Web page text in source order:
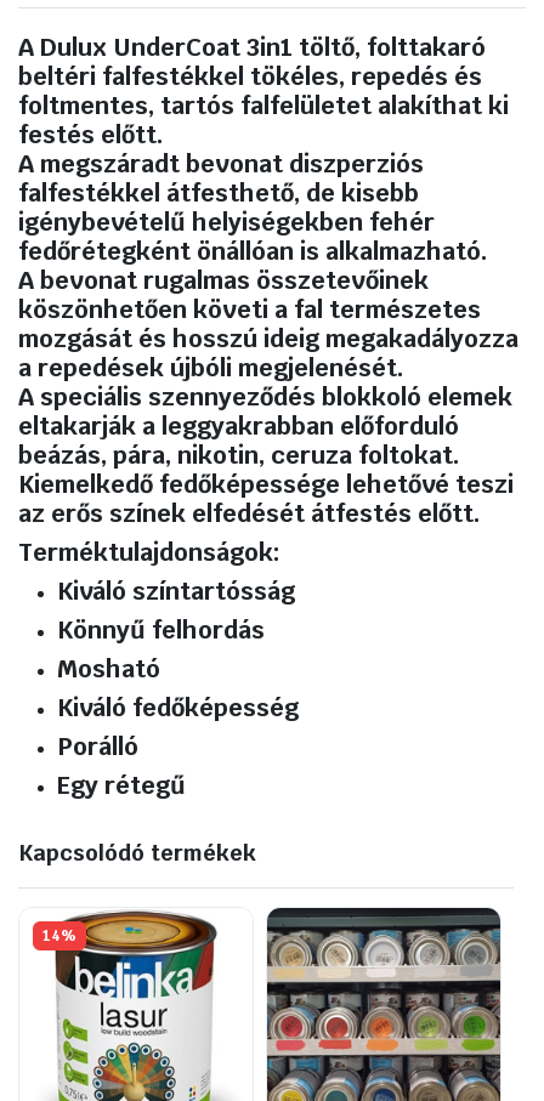
mennyiség
A Dulux UnderCoat 3in1 töltő, folttakaró
beltéri falfestékkel tökéles, repedés és
foltmentes, tartós falfelületet alakíthat ki
festés előtt.
A megszáradt bevonat diszperziós
falfestékkel átfesthető, de kisebb
igénybevételű helyiségekben fehér
fedőrétegként önállóan is alkalmazható.
A bevonat rugalmas összetevőinek
köszönhetően követi a fal természetes
mozgását és hosszú ideig megakadályozza
a repedések újbóli megjelenését.
A speciális szennyeződés blokkoló elemek
eltakarják a leggyakrabban előforduló
beázás, pára, nikotin, ceruza foltokat.
Kiemelkedő fedőképessége lehetővé teszi
az erős színek elfedését átfestés előtt.
Terméktulajdonságok:
Kiváló színtartósság
Könnyű felhordás
Mosható
Kiváló fedőképesség
Porálló
Egy rétegű
Kapcsolódó termékek
14%